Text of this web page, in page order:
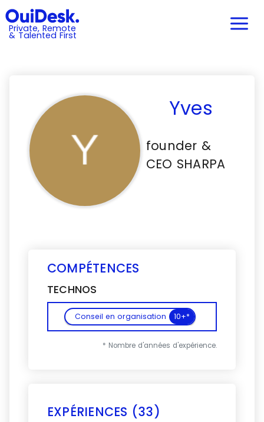
Private, Remote
& Talented First
Yves
founder &
CEO SHARPA
COMPÉTENCES
TECHNOS
Conseil en organisation 10+*
* Nombre d'années d'expérience.
EXPÉRIENCES (33)